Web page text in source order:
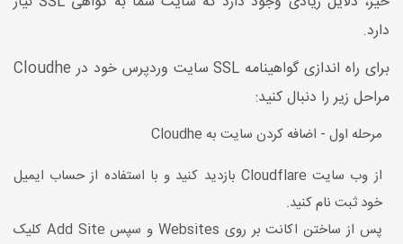
دارد.
برای راه اندازی گواهینامه SSL سایت وردپرس خود در Cloudhe
مراحل زیر را دنبال کنید:
مرحله اول - اضافه کردن سایت به Cloudhe
از وب سایت Cloudflare بازدید کنید و با استفاده از حساب ایمیل
خود ثبت نام کنید.
پس از ساختن اکانت بر روی Websites و سپس Add Site کلیک